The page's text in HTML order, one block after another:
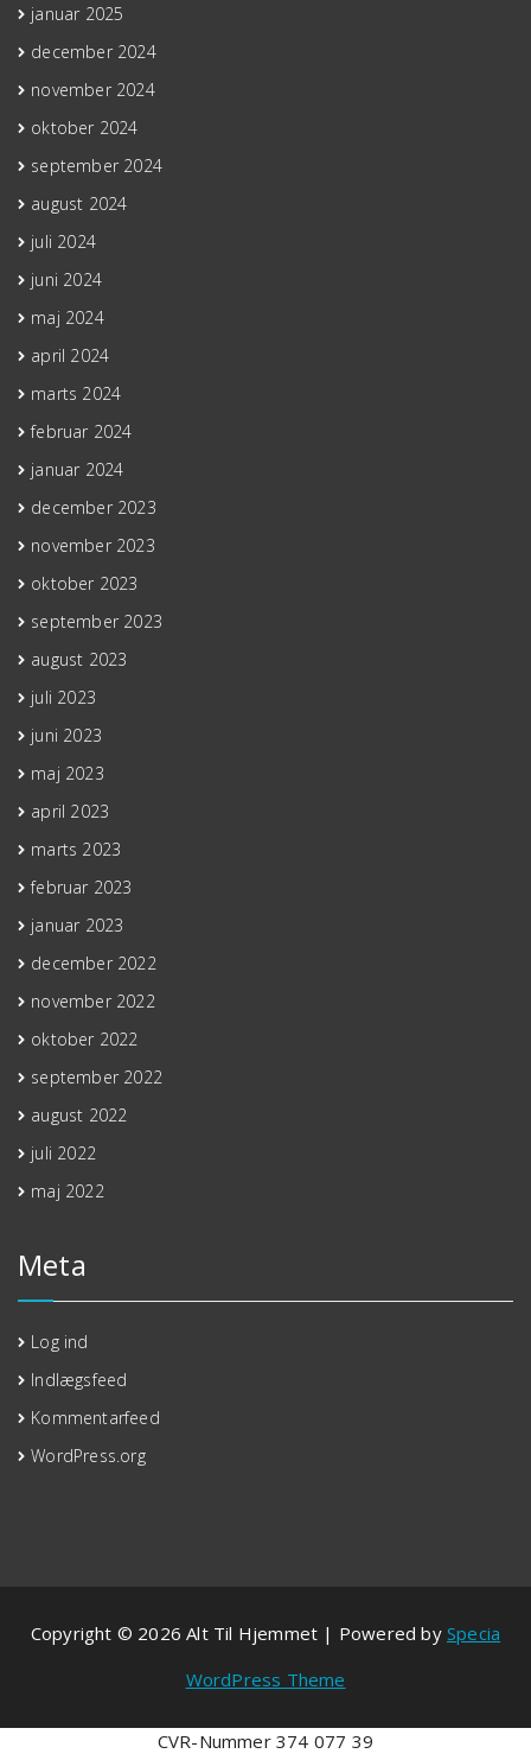
januar 2025
december 2024
november 2024
oktober 2024
september 2024
august 2024
juli 2024
juni 2024
maj 2024
april 2024
marts 2024
februar 2024
januar 2024
december 2023
november 2023
oktober 2023
september 2023
august 2023
juli 2023
juni 2023
maj 2023
april 2023
marts 2023
februar 2023
januar 2023
december 2022
november 2022
oktober 2022
september 2022
august 2022
juli 2022
maj 2022
Meta
Log ind
Indlægsfeed
Kommentarfeed
WordPress.org
Copyright © 2026 Alt Til Hjemmet | Powered by Specia
WordPress Theme
CVR-Nummer 374 077 39